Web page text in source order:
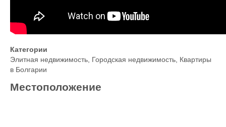
Категории
Элитная недвижимость, Городская недвижимость, Квартиры
в Болгарии
Местоположение